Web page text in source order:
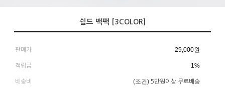
쉴드 백팩 [3COLOR]
판매가 29,000원
적립금 1%
배송비 (조건) 5만원이상 무료배송